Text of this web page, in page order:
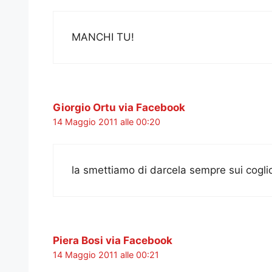
MANCHI TU!
Giorgio Ortu via Facebook
14 Maggio 2011 alle 00:20
la smettiamo di darcela sempre sui
Piera Bosi via Facebook
14 Maggio 2011 alle 00:21